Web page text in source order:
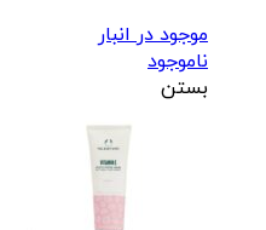
موجود در انبار
ناموجود
بستن